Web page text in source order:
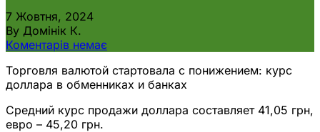
7 Жовтня, 2024
By Домінік К.
Коментарів немає
Торговля валютой стартовала с понижением: курс
доллара в обменниках и банках
Средний курс продажи доллара составляет 41,05 грн,
евро – 45,20 грн.